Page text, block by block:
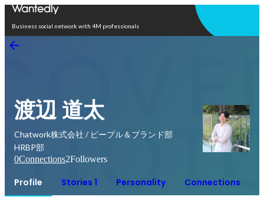
Business social network with 4M professionals
渡辺 道太
Chatwork株式会社 / ピープル＆ブランド部
HRBP部
0Connections2Followers
Profile Stories 1 Personality Connections